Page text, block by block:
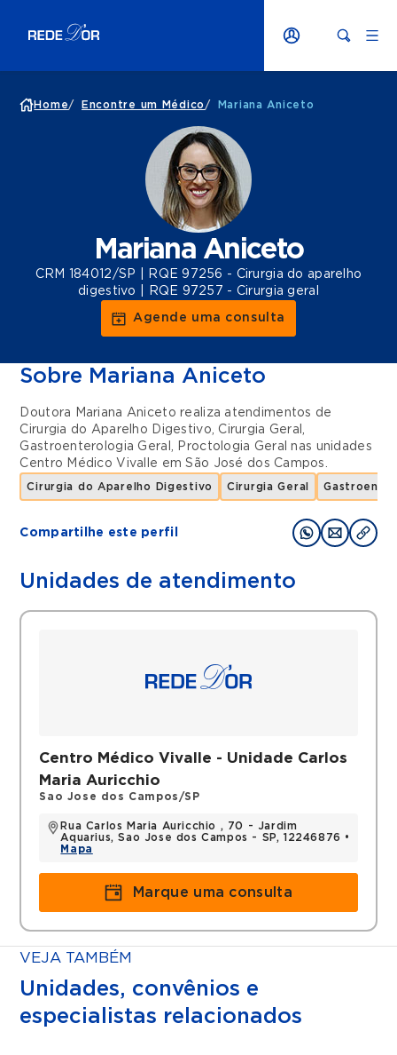
Home/ Encontre um Médico / Mariana Aniceto
Mariana Aniceto
CRM 184012/SP | RQE 97256 - Cirurgia do aparelho
digestivo | RQE 97257 - Cirurgia geral
Agende uma consulta
Sobre Mariana Aniceto
Doutora Mariana Aniceto realiza atendimentos de
Cirurgia do Aparelho Digestivo, Cirurgia Geral,
Gastroenterologia Geral , Proctologia Geral
nas unidades
Centro Médico Vivalle emSão José dos Campos.
Cirurgia do Aparelho Digestivo Cirurgia Geral
Compartilhe este perfil
Unidades de atendimento
Centro Médico Vivalle - Unidade Carlos
Maria Auricchio
Sao Jose dos Campos/SP
Rua Carlos Maria Auricchio , 70 - Jardim
Aquarius, Sao Jose dos Campos - SP, 12246876 •
Mapa
Marque uma consulta
VEJA TAMBÉM
Unidades, convênios e
especialistas relacionados